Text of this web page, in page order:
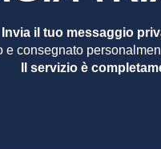
Invia il tuo messaggio
e consegnato
Il servizio è